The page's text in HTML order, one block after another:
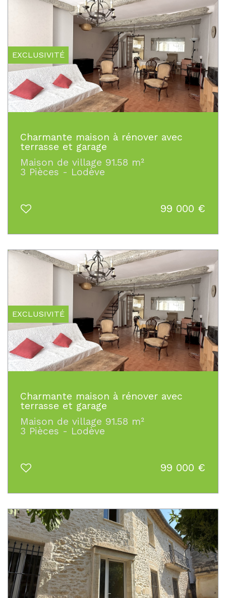
EXCLUSIVITÉ
Charmante maison à rénover avec
terrasse et garage
Maison de village 91.58 m²
3 Pièces - Lodève
99 000 €
EXCLUSIVITÉ
Charmante maison à rénover avec
terrasse et garage
Maison de village 91.58 m²
3 Pièces - Lodève
99 000 €